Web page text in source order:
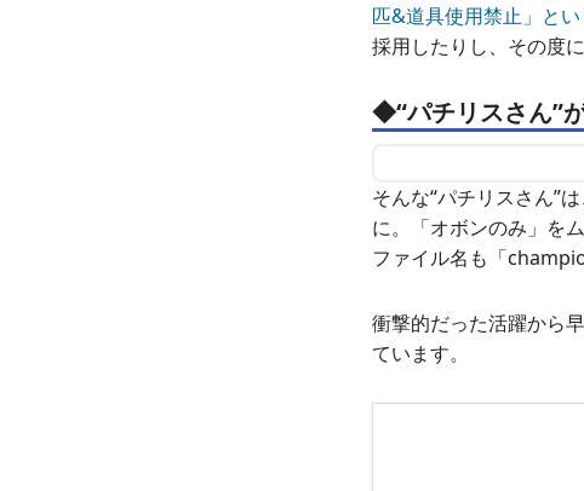
匹&道具使用禁止」と
採用したりし、その度
◆“パチリスさん”
そんな“パチリスさん”
に。「オボンのみ」を
ファイル名も「
衝撃的だった活躍から
ています。